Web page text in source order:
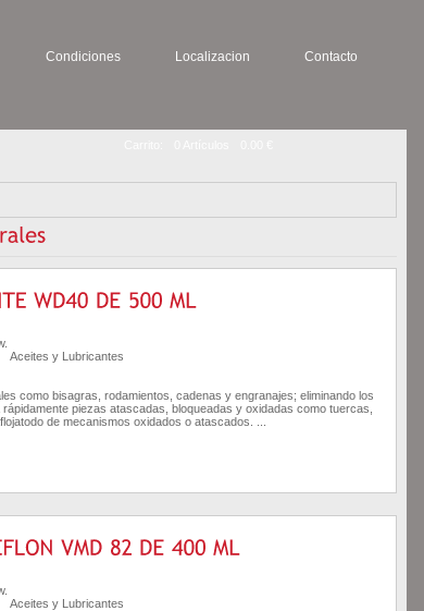
Condiciones Localizacion Contacto
Aceites y Lubricantes
como bisagras, rodamientos, cadenas y engranajes; eliminando los
piezas atascadas, bloqueadas y oxidadas como tuercas,
de mecanismos oxidados o atascados. ...
Aceites y Lubricantes